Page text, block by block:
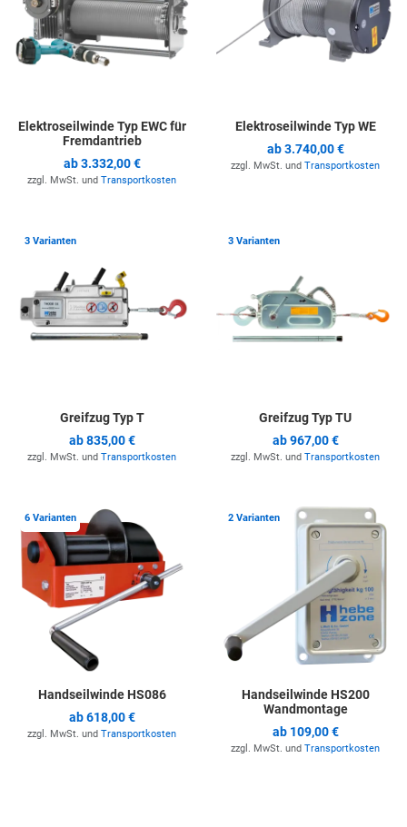
Elektroseilwinde Typ EWC für
Fremdantrieb
ab3.332,00 €
zzgl. MwSt. und Transportkosten
Elektroseilwinde Typ WE
ab3.740,00 €
zzgl. MwSt. und Transportkosten
3 Varianten Zur Merkliste hinzufügen
Greifzug Typ T
ab835,00 €
zzgl. MwSt. und Transportkosten
3 Varianten
Greifzug Typ TU
ab967,00 €
zzgl. MwSt. und Transportkosten
6 Varianten Zur Merkliste hinzufügen
Handseilwinde HS086
ab618,00 €
zzgl. MwSt. und Transportkosten
2 Varianten
Handseilwinde HS200
Wandmontage
ab 109,00 €
zzgl. MwSt. und Transportkosten